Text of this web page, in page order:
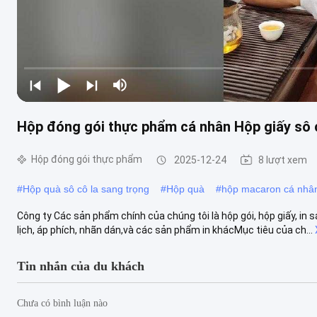
Hộp đóng gói thực phẩm cá nhân Hộp giấy
Hộp đóng gói thực phẩm 2025-12-24 8 lượt xem
#Hộp quà sô cô la sang trọng #Hộp quà #hộp macaron cá
Công ty Các sản phẩm chính của chúng tôi là hộp gói, hộp giấy,
lịch, áp phích, nhãn dán,và các sản phẩm in khácMục tiêu của ch...
Tin nhắn của du khách
Chưa có bình luận nào